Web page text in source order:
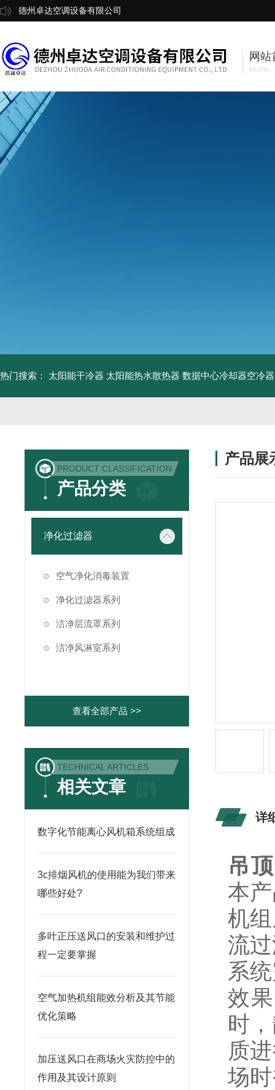
德州卓达空调设备有限公司
网站
Home
热门搜索： 太阳能干冷器 太阳能热水散热器 数据中心冷却器空冷器
PRODUCT CLASSIFICATION
产品分类
净化过滤器
空气净化消毒装置
净化过滤器系列
洁净层流罩系列
洁净风淋室系列
查看全部产品 >>
TECHNICAL ARTICLES
相关文章
数字化节能离心风机箱系统组成
3c排烟风机的使用能为我们带来
哪些好处?
多叶正压送风口的安装和维护过
程一定要掌握
空气加热机组能效分析及其节能
优化策略
加压送风口在商场火灾防控中的
作用及其设计原则
产品展
详
吊
本
机
流
系
效
时
质
场